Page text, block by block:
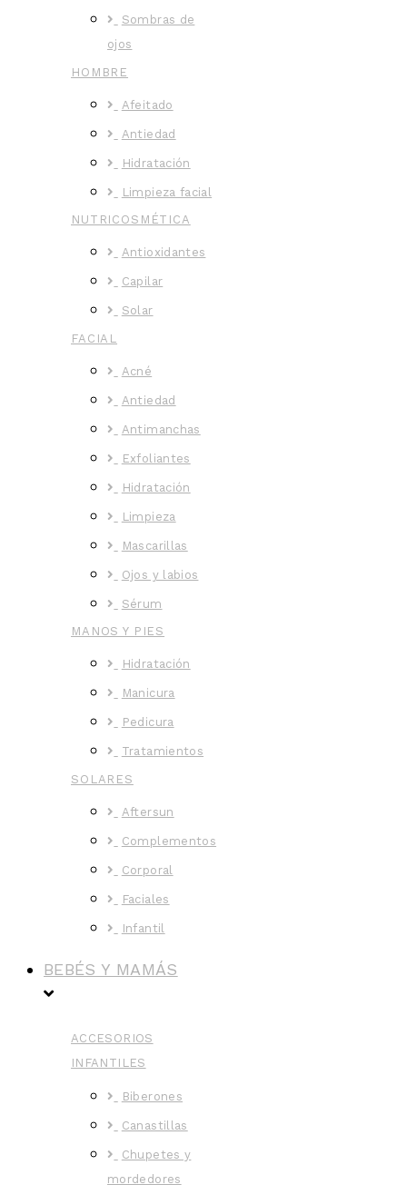
Sombras de
ojos
HOMBRE
Afeitado
Antiedad
Hidratación
Limpieza facial
NUTRICOSMÉTICA
Antioxidantes
Capilar
Solar
FACIAL
Acné
Antiedad
Antimanchas
Exfoliantes
Hidratación
Limpieza
Mascarillas
Ojos y labios
Sérum
MANOS Y PIES
Hidratación
Manicura
Pedicura
Tratamientos
SOLARES
Aftersun
Complementos
Corporal
Faciales
Infantil
BEBÉS Y MAMÁS
ACCESORIOS
INFANTILES
Biberones
Canastillas
Chupetes y
mordedores